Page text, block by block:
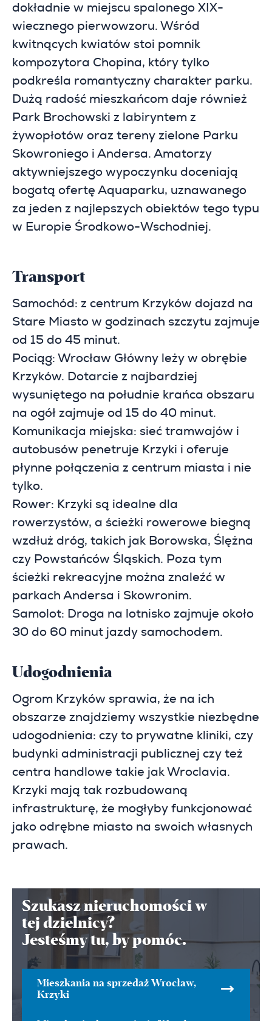
dokładnie w miejscu spalonego XIX-
wiecznego pierwowzoru. Wśród
kwitnących kwiatów stoi pomnik
kompozytora Chopina, który tylko
podkreśla romantyczny charakter parku.
Dużą radość mieszkańcom daje również
Park Brochowski z labiryntem z
żywopłotów oraz tereny zielone Parku
Skowroniego i Andersa. Amatorzy
aktywniejszego wypoczynku doceniają
bogatą ofertę Aquaparku, uznawanego
za jeden z najlepszych obiektów tego typu
w Europie Środkowo-Wschodniej.
Transport
Samochód: z centrum Krzyków dojazd na
Stare Miasto w godzinach szczytu zajmuje
od 15 do 45 minut.
Pociąg: Wrocław Główny leży w obrębie
Krzyków. Dotarcie z najbardziej
wysuniętego na południe krańca obszaru
na ogół zajmuje od 15 do 40 minut.
Komunikacja miejska: sieć tramwajów i
autobusów penetruje Krzyki i oferuje
płynne połączenia z centrum miasta i nie
tylko.
Rower: Krzyki są idealne dla
rowerzystów, a ścieżki rowerowe biegną
wzdłuż dróg, takich jak Borowska, Ślężna
czy Powstańców Śląskich. Poza tym
ścieżki rekreacyjne można znaleźć w
parkach Andersa i Skowronim.
Samolot: Droga na lotnisko zajmuje około
30 do 60 minut jazdy samochodem.
Udogodnienia
Ogrom Krzyków sprawia, że ​​​​na ich
obszarze znajdziemy wszystkie niezbędne
udogodnienia: czy to prywatne kliniki, czy
budynki administracji publicznej czy też
centra handlowe takie jak Wroclavia.
Krzyki mają tak rozbudowaną
infrastrukturę, że mogłyby funkcjonować
jako odrębne miasto na swoich własnych
prawach.
Szukasz nieruchomości w
tej dzielnicy?
Jesteśmy tu, by pomóc.
Mieszkania na sprzedaż Wrocław,
Krzyki